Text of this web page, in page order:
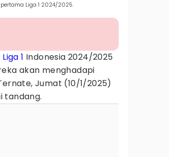
Liga 1 2024/2025.
Liga 1 Indonesia 2024/2025
akan menghadapi
Jumat (10/1/2025)
tandang.